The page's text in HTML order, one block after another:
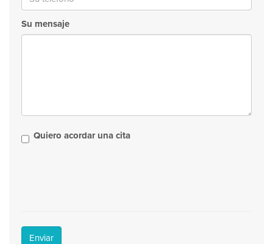
Su mensaje
Quiero acordar una cita
Enviar